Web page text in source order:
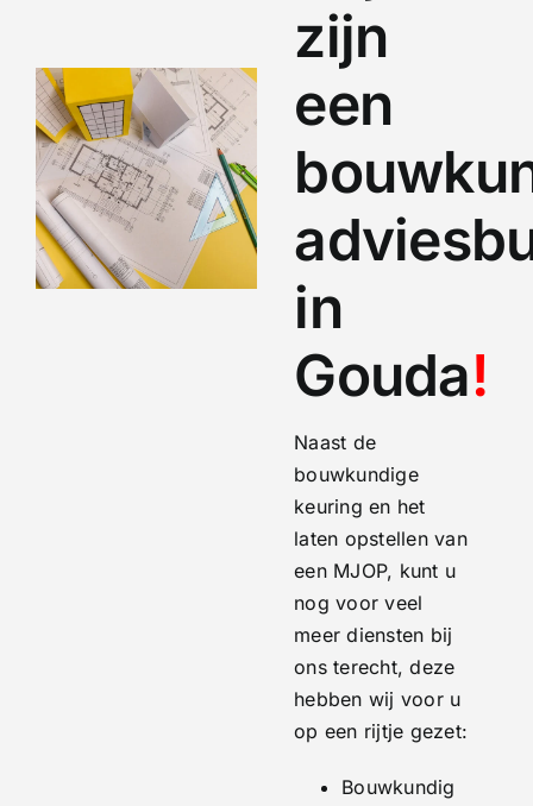
zijn
een
in
Gouda!
Naast de
bouwkundige
keuring en het
laten opstellen van
een MJOP, kunt u
nog voor veel
meer diensten bij
ons terecht, deze
hebben wij voor u
op een rijtje gezet:
Bouwkundig